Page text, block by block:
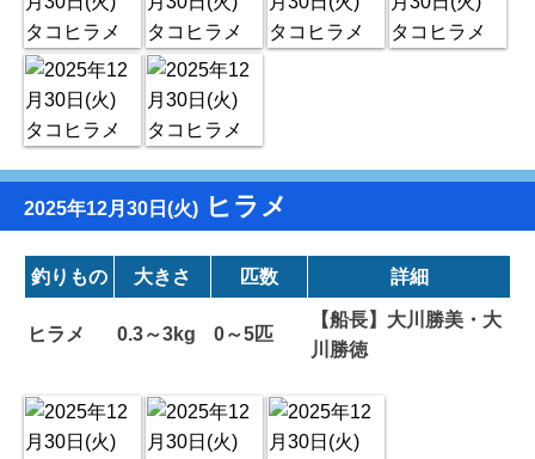
2025年12月30日(火) ヒラメ
釣りもの 大きさ 匹数 詳細
ヒラメ 0.3～3kg 0～5匹
【船長】大川勝美・大
川勝徳